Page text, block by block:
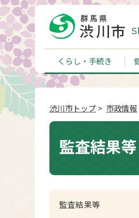
くらし・手続き
渋川市トップ > 市政情報
監査結果等
監査結果等